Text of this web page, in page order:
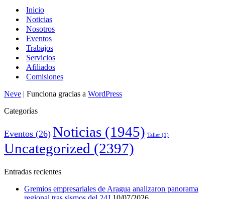
Inicio
Noticias
Nosotros
Eventos
Trabajos
Servicios
Afiliados
Comisiones
Neve | Funciona gracias a WordPress
Categorías
Eventos (26) Noticias (1945) Taller (1)
Uncategorized (2397)
Entradas recientes
Gremios empresariales de Aragua analizaron panorama